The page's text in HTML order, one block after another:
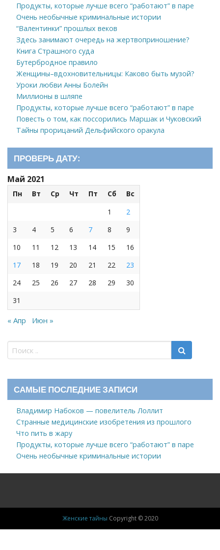
Продукты, которые лучше всего “работают” в паре
Очень необычные криминальные истории
“Валентинки” прошлых веков
Здесь занимают очередь на жертвоприношение?
Книга Страшного суда
Бутербродное правило
Женщины–вдохновительницы: Каково быть музой?
Уроки любви Анны Болейн
Миллионы в шляпе
Продукты, которые лучше всего “работают” в паре
Повесть о том, как поссорились Маршак и Чуковский
Тайны прорицаний Дельфийского оракула
ПРОВЕРЬ ДАТУ:
Май 2021
Пн Вт Ср Чт Пт Сб
Вс
1
2
3
4 5 6 7 8
9
10
11 12 13 14 15
16
17
18 19 20 21 22
23
24
25 26 27 28 29
30
31
« Апр Июн »
САМЫЕ ПОСЛЕДНИЕ ЗАПИСИ
Владимир Набоков — повелитель Лоллит
Странные медицинские изобретения из прошлого
Что пить в жару
Продукты, которые лучше всего “работают” в паре
Очень необычные криминальные истории
Женские тайны Copyright © 2020
Новости Знаменитости, ЖЗЛ Здоровье Дом
Мода